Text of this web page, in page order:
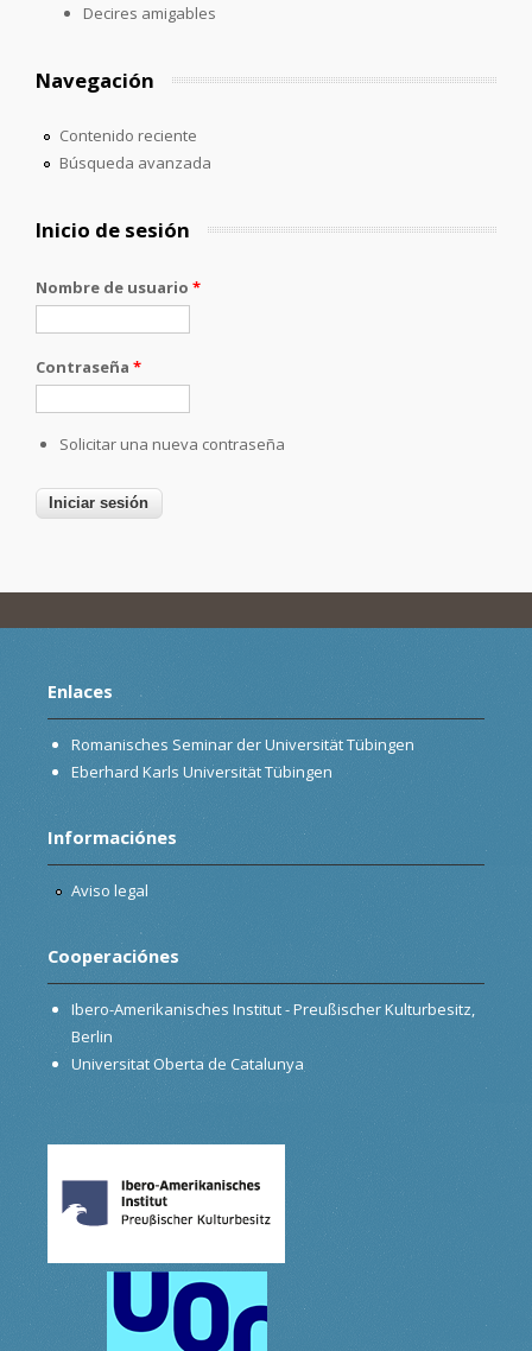
Decires amigables
Navegación
Contenido reciente
Búsqueda avanzada
Inicio de sesión
Nombre de usuario *
Contraseña *
Solicitar una nueva contraseña
Enlaces
Romanisches Seminar der Universität Tübingen
Eberhard Karls Universität Tübingen
Informaciónes
Aviso legal
Cooperaciónes
Ibero-Amerikanisches Institut - Preußischer Kulturbesitz,
Berlin
Universitat Oberta de Catalunya